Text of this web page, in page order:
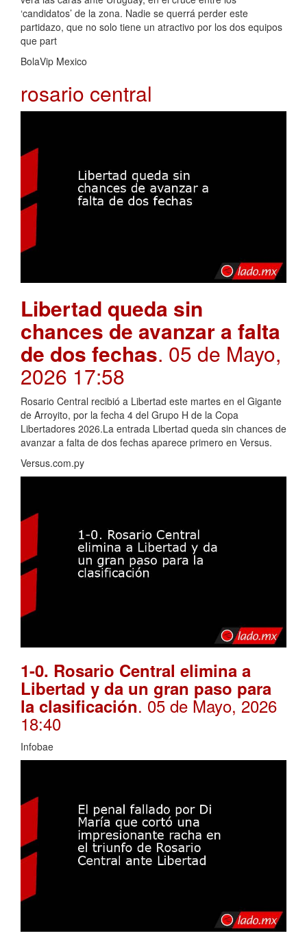
‘candidatos’ de la zona. Nadie se querrá perder este
partidazo, que no solo tiene un atractivo por los dos equipos
que part
BolaVip Mexico
rosario central
Libertad queda sin
chances de avanzar a falta
de dos fechas. 05 de Mayo,
2026 17:58
Rosario Central recibió a Libertad este martes en el Gigante
de Arroyito, por la fecha 4 del Grupo H de la Copa
Libertadores 2026.La entrada Libertad queda sin chances de
avanzar a falta de dos fechas aparece primero en Versus.
Versus.com.py
1-0. Rosario Central elimina a
Libertad y da un gran paso para
la clasificación. 05 de Mayo, 2026
18:40
Infobae